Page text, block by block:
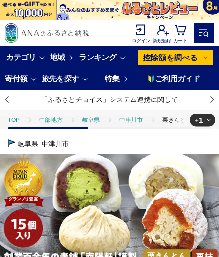
ログイン 新規登録 カート
カテゴリ 地域 ランキング 控除額を調べる
寄付額 旅先を探す 特集 ご利用ガイド
「ふるさとチョイス」システム連携に関して
TOP 中部地方 岐阜県 中津川市 栗きんとんと和スイ
TOP
+1
岐阜県 中津川市